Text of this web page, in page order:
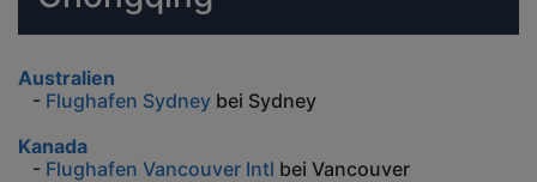
Australien
- Flughafen Sydney bei Sydney
Kanada
- Flughafen Vancouver Intl bei Vancouver